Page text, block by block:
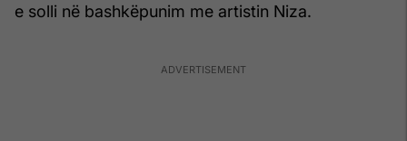
e solli në bashkëpunim me artistin Niza.